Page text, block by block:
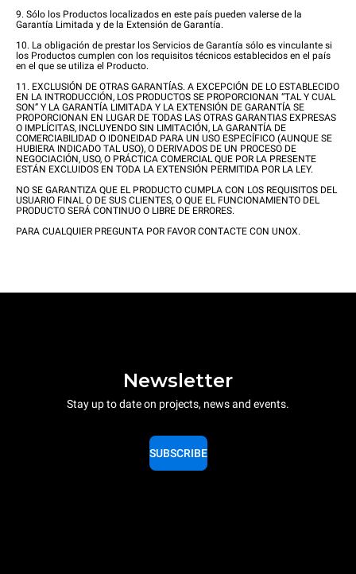
9. Sólo los Productos localizados en este país pueden valerse de la
Garantía Limitada y de la Extensión de Garantía.
10. La obligación de prestar los Servicios de Garantía sólo es vinculante si
los Productos cumplen con los requisitos técnicos establecidos en el país
en el que se utiliza el Producto.
11. EXCLUSIÓN DE OTRAS GARANTÍAS. A EXCEPCIÓN DE LO ESTABLECIDO
EN LA INTRODUCCIÓN, LOS PRODUCTOS SE PROPORCIONAN “TAL Y CUAL
SON” Y LA GARANTÍA LIMITADA Y LA EXTENSIÓN DE GARANTÍA SE
PROPORCIONAN EN LUGAR DE TODAS LAS OTRAS GARANTIAS EXPRESAS
O IMPLÍCITAS, INCLUYENDO SIN LIMITACIÓN, LA GARANTÍA DE
COMERCIABILIDAD O IDONEIDAD PARA UN USO ESPECÍFICO (AUNQUE SE
HUBIERA INDICADO TAL USO), O DERIVADOS DE UN PROCESO DE
NEGOCIACIÓN, USO, O PRÁCTICA COMERCIAL QUE POR LA PRESENTE
ESTÁN EXCLUIDOS EN TODA LA EXTENSIÓN PERMITIDA POR LA LEY.
NO SE GARANTIZA QUE EL PRODUCTO CUMPLA CON LOS REQUISITOS DEL
USUARIO FINAL O DE SUS CLIENTES, O QUE EL FUNCIONAMIENTO DEL
PRODUCTO SERÁ CONTINUO O LIBRE DE ERRORES.
PARA CUALQUIER PREGUNTA POR FAVOR CONTACTE CON UNOX.
Newsletter
Stay up to date on projects, news and events.
SUBSCRIBE